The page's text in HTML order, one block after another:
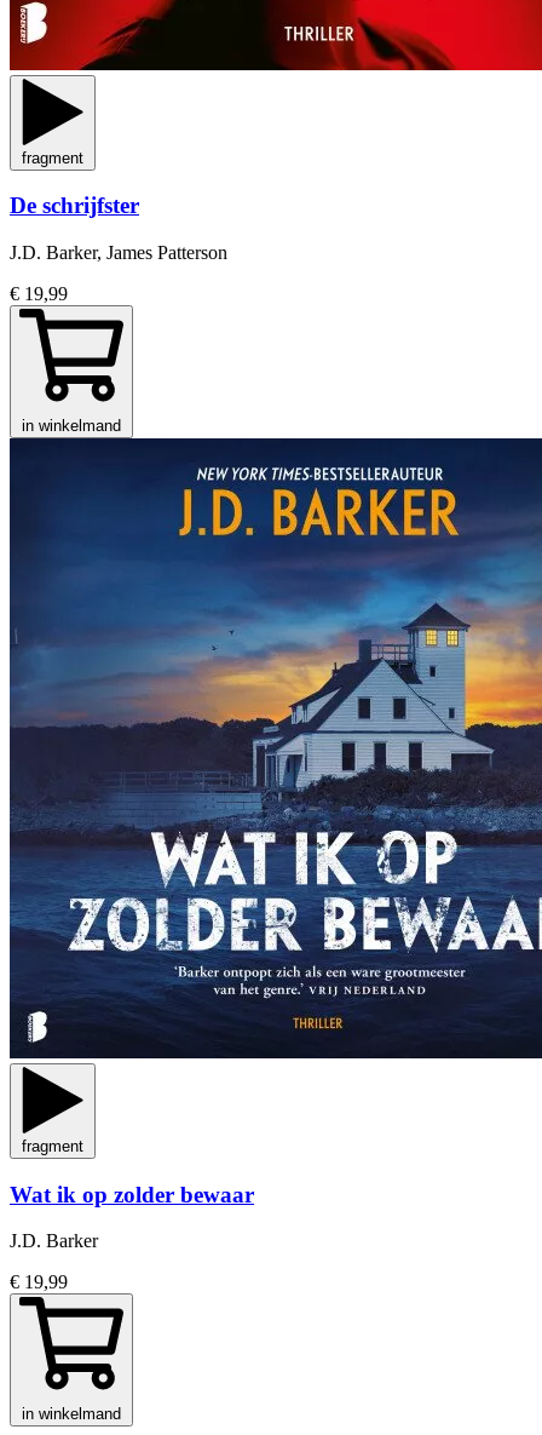
fragment
De schrijfster
J.D. Barker, James Patterson
€ 19,99
in winkelmand
fragment
Wat ik op zolder bewaar
J.D. Barker
€ 19,99
in winkelmand